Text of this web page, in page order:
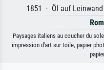
1851 · Öl auf
Paysages italiens au coucher du
impression d'art sur toile, papier